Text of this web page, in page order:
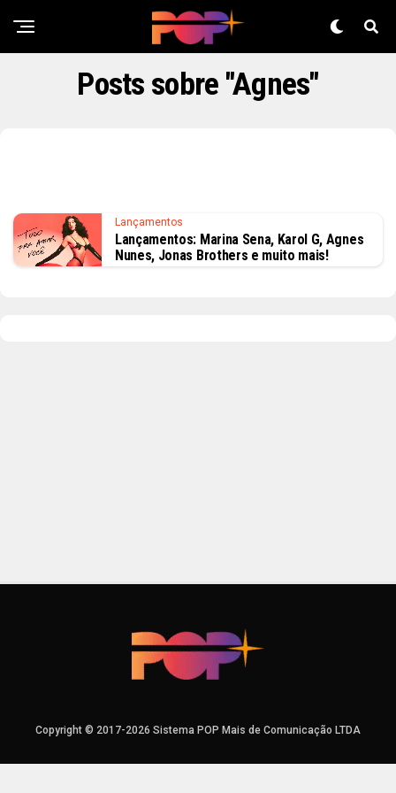
Posts sobre "Agnes"
Lançamentos
Lançamentos: Marina Sena, Karol G, Agnes
Nunes, Jonas Brothers e muito mais!
Copyright © 2017-2026 Sistema POP Mais de Comunicação LTDA